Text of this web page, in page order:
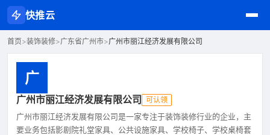
快推云
首页>装饰装修>广东省广州市>广州市丽江经济发展有限公司
广
广州市丽江经济发展有限公司 可认领
广州市丽江经济发展有限公司是一家专注于装饰装修行业的企业，主
要业务包括影剧院礼堂家具、公共设施家具、学校椅子、学校桌椅套